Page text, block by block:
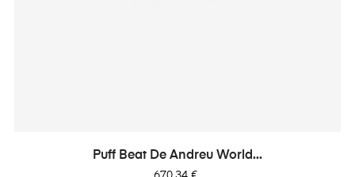
Puff Beat De Andreu World...
Precio